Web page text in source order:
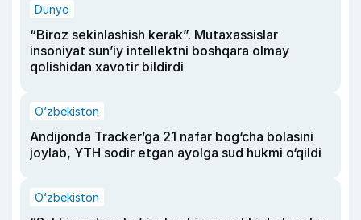
Dunyo
“Biroz sekinlashish kerak”. Mutaxassislar
insoniyat sun’iy intellektni boshqara olmay
qolishidan xavotir bildirdi
O‘zbekiston
Andijonda Tracker’ga 21 nafar bog‘cha bolasini
joylab, YTH sodir etgan ayolga sud hukmi o‘qildi
O‘zbekiston